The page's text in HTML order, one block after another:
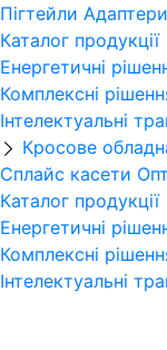
Пігтейли Адаптери
Каталог продукції
Енергетичні
Комплексні
Інтелектуальні
Кросове
Сплайс касети
Каталог продукції
Енергетичні
Комплексні
Інтелектуальні